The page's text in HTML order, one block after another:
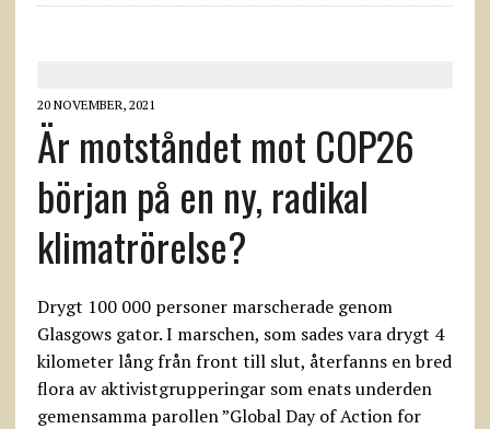
20 NOVEMBER, 2021
Är motståndet mot COP26
början på en ny, radikal
klimatrörelse?
Drygt 100 000 personer marscherade genom
Glasgows gator. I marschen, som sades vara drygt 4
kilometer lång från front till slut, återfanns en bred
flora av aktivistgrupperingar som enats underden
gemensamma parollen ”Global Day of Action for